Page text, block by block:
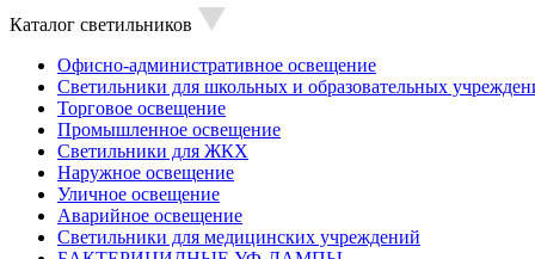
Каталог светильников
Офисно-административное освещение
Светильники для школьных и образовательных
Торговое освещение
Промышленное освещение
Светильники для ЖКХ
Наружное освещение
Уличное освещение
Аварийное освещение
Светильники для медицинских учреждений